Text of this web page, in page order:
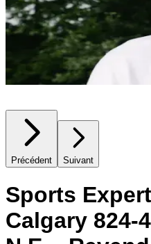
Précédent Suivant
Sports
Calgary 824-